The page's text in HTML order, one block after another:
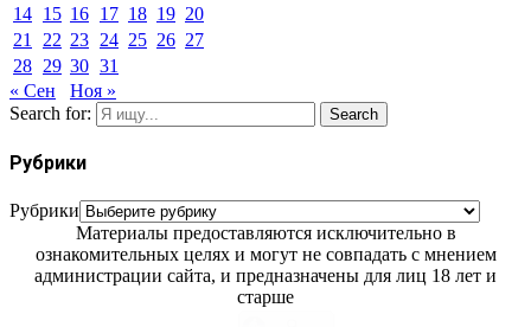
14 15 16 17 18 19 20
21
22 23 24 25 26 27
28 29 30 31
« Сен
Ноя »
Search for:
Search
Рубрики
Рубрики
Материалы предоставляются исключительно в
ознакомительных целях и могут не совпадать с мнением
администрации сайта, и предназначены для лиц 18 лет и
старше